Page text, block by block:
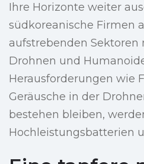
Ihre Horizonte weiter
südkoreanische Firmen
aufstrebenden Sektoren
Drohnen und
Herausforderungen wie
Geräusche in der
bestehen bleiben,
Hochleistungsbatterien